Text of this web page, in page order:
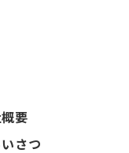
要
さつ